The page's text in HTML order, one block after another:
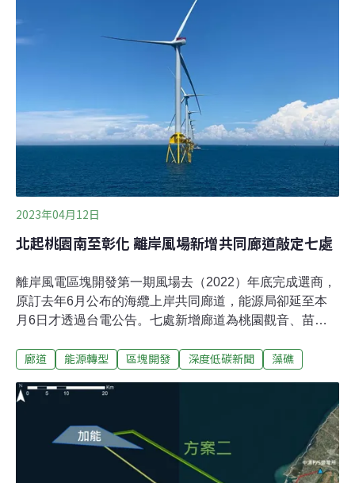
善工法，以及在風場近岸邊緣擇兩處執行海上蝙蝠調查。
來自加拿大的北陸能源規劃加能、北能兩風場，雙雙通過
環保署第442次環評大會審查。加能風場位於彰化外海，
面積76平方公里，最多設置43部風機，總裝置容量不超過
602MW。北能風場位於台中外海，面積188平方公里，最
多設置86部風機，總裝置容量不超過1204MW。加能、北
能南北相鄰，在環評初審階段，北陸能源曾承諾北能風場
東南側區塊不開發，作為和加
2023年04月12日
北起桃園南至彰化 離岸風場新增共同廊道敲定七處
離岸風電區塊開發第一期風場去（2022）年底完成選商，
原訂去年6月公布的海纜上岸共同廊道，能源局卻延至本
月6日才透過台電公告。七處新增廊道為桃園觀音、苗栗
管理離岸風電海纜，台電公告七處「離岸風電區塊開發共
道，但有併網容量限制，滿載就不能再使用。桃園環保團
體則指出，觀音廊道未避開藻礁分布區，質疑事前溝通不
充分。廊道有併網容量限制 新增七廊道可容納37座離岸風
場台灣西海岸北起桃園、南至彰化，新設七處海纜上岸共
同廊道，以避免開發商各自規劃海纜上岸處，衝擊海岸生
廊道 能源轉型 區塊開發 深度低碳新聞 藻礁